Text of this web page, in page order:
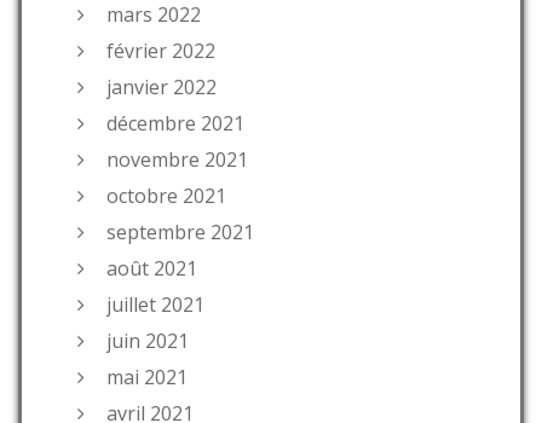
mars 2022
février 2022
janvier 2022
décembre 2021
novembre 2021
octobre 2021
septembre 2021
août 2021
juillet 2021
juin 2021
mai 2021
avril 2021